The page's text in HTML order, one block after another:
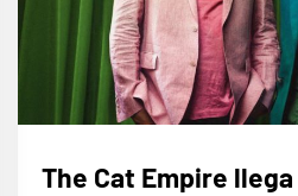
The Cat Empire llega